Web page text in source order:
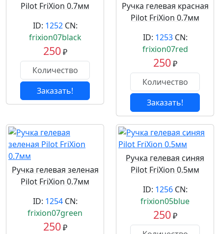
Pilot FriXion 0.7мм
ID: 1252CN:
frixion07black
250₽
Заказать!
Ручка гелевая красная
Pilot FriXion 0.7мм
ID: 1253CN:
frixion07red
250₽
Заказать!
Ручка гелевая зеленая
Pilot FriXion 0.7мм
ID: 1254CN:
frixion07green
250₽
Ручка гелевая синяя
Pilot FriXion 0.5мм
ID: 1256CN:
frixion05blue
250₽